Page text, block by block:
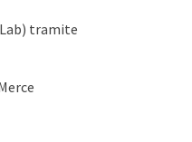
tramite